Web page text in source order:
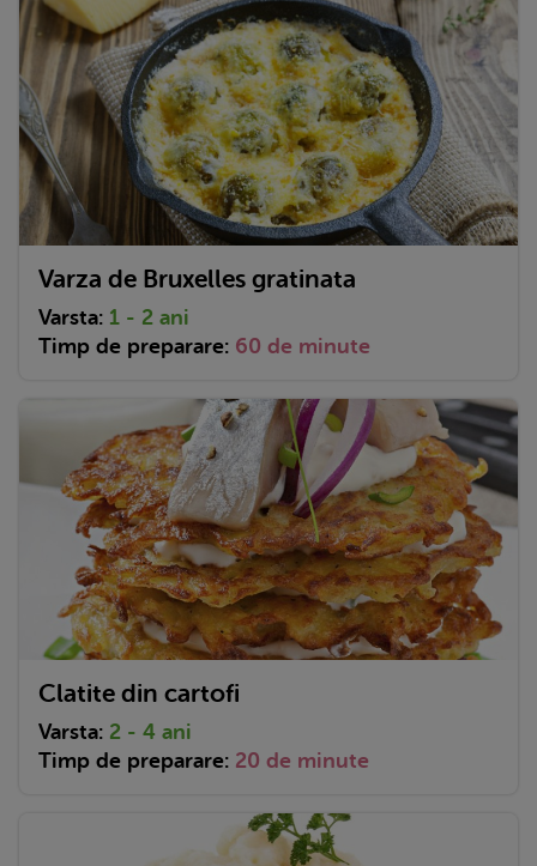
Varza de Bruxelles gratinata
Varsta: 1 - 2 ani
Timp de preparare: 60 de minute
Clatite din cartofi
Varsta: 2 - 4 ani
Timp de preparare: 20 de minute